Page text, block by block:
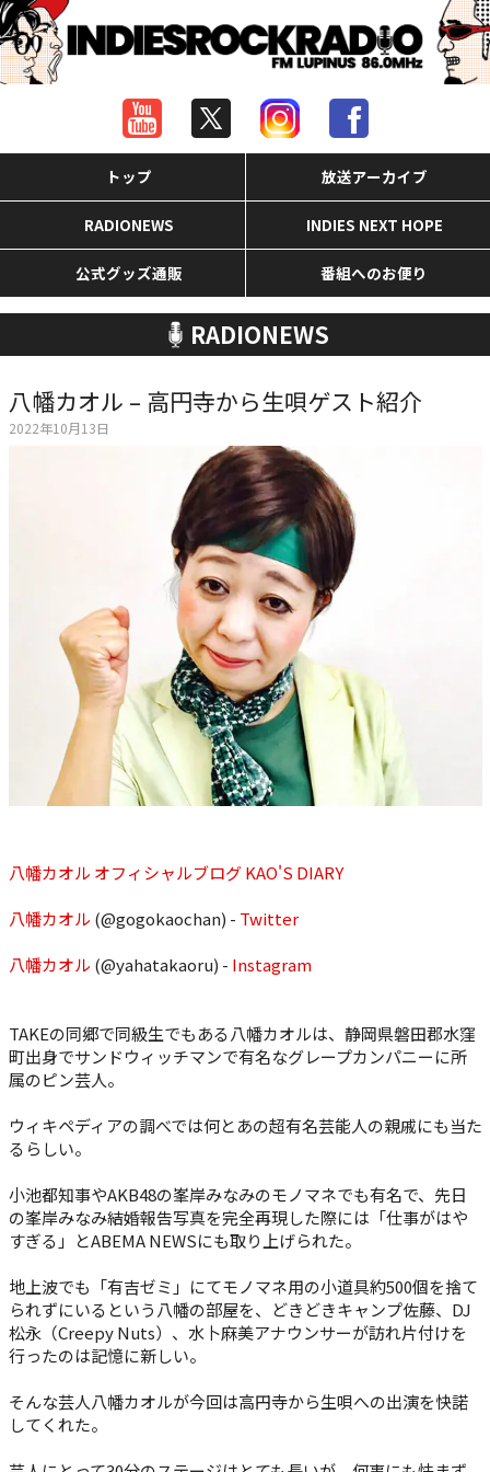
トップ 放送アーカイブ
RADIONEWS INDIES NEXT HOPE
公式グッズ通販 番組へのお便り
RADIONEWS
八幡カオル – 高円寺から生唄ゲスト紹介
2022年10月13日
八幡カオル オフィシャルブログ KAO'S DIARY
八幡カオル (@gogokaochan) - Twitter
八幡カオル (@yahatakaoru) - Instagram
TAKEの同郷で同級生でもある八幡カオルは、静岡県磐田郡水窪
町出身でサンドウィッチマンで有名なグレープカンパニーに所
属のピン芸人。
ウィキペディアの調べでは何とあの超有名芸能人の親戚にも当た
るらしい。
小池都知事やAKB48の峯岸みなみのモノマネでも有名で、先日
の峯岸みなみ結婚報告写真を完全再現した際には「仕事がはや
すぎる」とABEMA NEWSにも取り上げられた。
地上波でも「有吉ゼミ」にてモノマネ用の小道具約500個を捨て
られずにいるという八幡の部屋を、どきどきキャンプ佐藤、DJ
松永（Creepy Nuts）、水卜麻美アナウンサーが訪れ片付けを
行ったのは記憶に新しい。
そんな芸人八幡カオルが今回は高円寺から生唄への出演を快諾
してくれた。